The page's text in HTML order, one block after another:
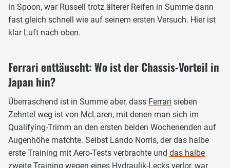
in Spoon, war Russell trotz älterer Reifen in Summe dann
fast gleich schnell wie auf seinem ersten Versuch. Hier ist
klar Luft nach oben.
Ferrari enttäuscht: Wo ist der Chassis-Vorteil in
Japan hin?
Überraschend ist in Summe aber, dass Ferrari sieben
Zehntel weg ist von McLaren, mit denen man sich im
Qualifying-Trimm an den ersten beiden Wochenenden auf
Augenhöhe matchte. Selbst Lando Norris, der das halbe
erste Training mit Aero-Tests verbrachte und das halbe
zweite Training wegen eines Hydraulik-Lecks verlor, war